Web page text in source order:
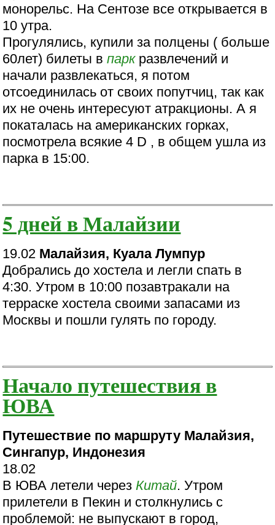
монорельс. На Сентозе все открывается в
10 утра.
Прогулялись, купили за полцены ( больше
60лет) билеты впаркразвлечений и
начали развлекаться, я потом
отсоединилась от своих попутчиц, так как
их не очень интересуют атракционы. А я
покаталась на американских горках,
посмотрела всякие 4 D , в общем ушла из
парка в 15:00.
5 дней в Малайзии
19.02 Малайзия, Куала Лумпур
Добрались до хостела и легли спать в
4:30. Утром в 10:00 позавтракали на
терраске хостела своими запасами из
Москвы и пошли гулять по городу.
Начало путешествия в
ЮВА
Путешествие по маршруту Малайзия,
Сингапур, Индонезия
18.02
В ЮВА летели черезКитай. Утром
прилетели в Пекин и столкнулись с
проблемой: не выпускают в город,